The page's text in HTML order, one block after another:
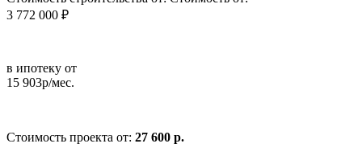
3 772 000 ₽
в ипотеку от
15 903р/мес.
Стоимость проекта от: 27 600 р.